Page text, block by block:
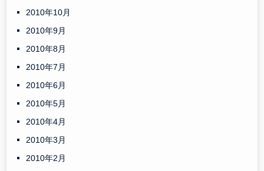
2010年10月
2010年9月
2010年8月
2010年7月
2010年6月
2010年5月
2010年4月
2010年3月
2010年2月